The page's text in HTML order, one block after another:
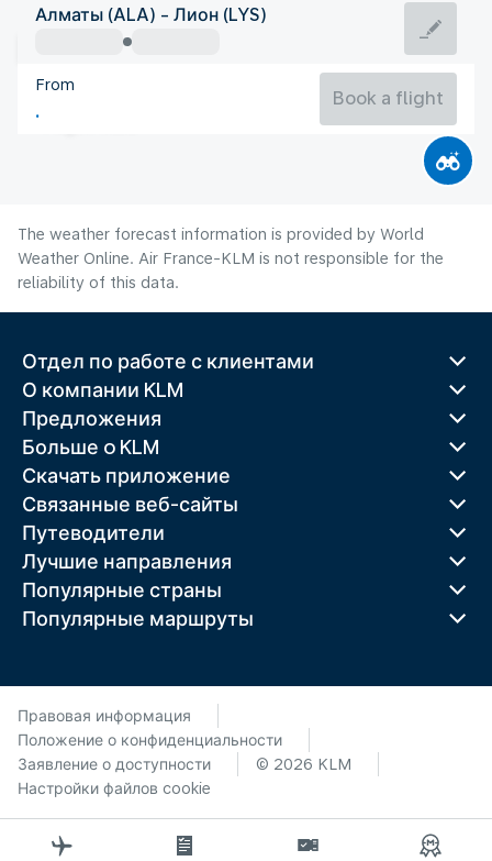
France
France
Алматы (ALA) - Лион (LYS)
From
Book a flight
The weather forecast information is provided by World
Weather Online. Air France-KLM is not responsible for the
reliability of this data.
Отдел по работе с клиентами
О компании KLM
Предложения
Больше o KLM
Скачать приложение
Связанные веб-сайты
Путеводители
Лучшие направления
Популярные страны
Популярные маршруты
Правовая информация
Положение о конфиденциальности
Заявление о доступности
© 2026 KLM
Настройки файлов cookie